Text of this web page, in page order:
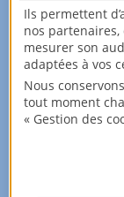
redevables
Livre II :
| Code
Ils permettent
nos partenaires,
mesurer son
adaptées à vos
Nous
tout moment
« Gestion des